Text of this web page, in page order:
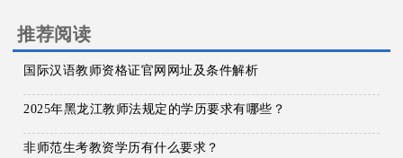
推荐阅读
国际汉语教师资格证官网网址及条件解析
2025年黑龙江教师法规定的学历要求有哪些？
非师范生考教资学历有什么要求？